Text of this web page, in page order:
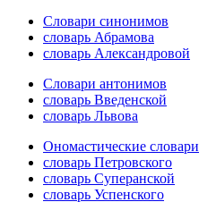
Словари синонимов
словарь Абрамова
словарь Александровой
Словари антонимов
словарь Введенской
словарь Львова
Ономастические словари
словарь Петровского
словарь Суперанской
словарь Успенского